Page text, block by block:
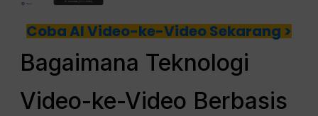
Coba AI Video-ke-Video Sekarang >
Bagaimana Teknologi
Video-ke-Video Berbasis